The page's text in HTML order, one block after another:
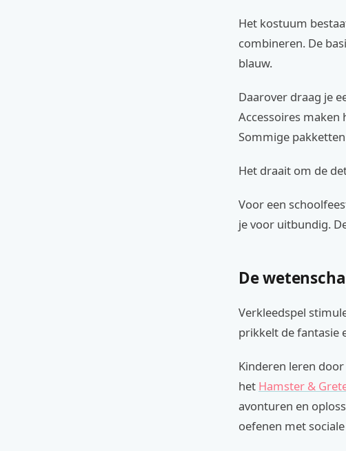
Het kostuum
combineren. De
blauw.
Daarover draag je
Accessoires maken
Sommige
Het draait om de
Voor een
je voor uitbundig.
De
Verkleedspel
prikkelt de fantasie
Kinderen leren
het Hamster &
avonturen en
oefenen met